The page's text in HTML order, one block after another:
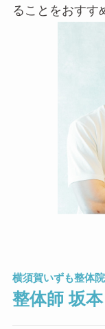
ることをおすす
横須賀いずも整体院
整体師 坂